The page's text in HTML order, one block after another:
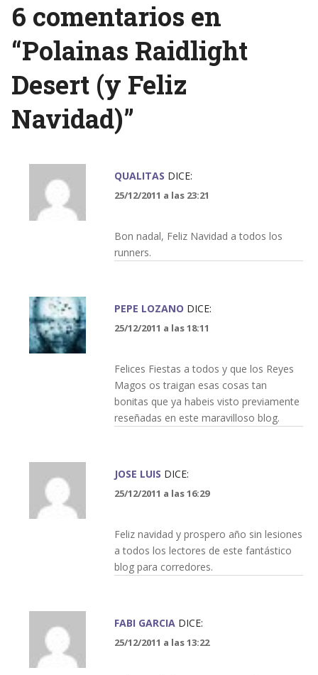
6 comentarios en
“Polainas Raidlight
Desert (y Feliz
Navidad)”
QUALITAS DICE:
25/12/2011 a las 23:21
Bon nadal, Feliz Navidad a todos los
runners.
PEPE LOZANO DICE:
25/12/2011 a las 18:11
Felices Fiestas a todos y que los Reyes
Magos os traigan esas cosas tan
bonitas que ya habeis visto previamente
reseñadas en este maravilloso blog.
JOSE LUIS DICE:
25/12/2011 a las 16:29
Feliz navidad y prospero año sin lesiones
a todos los lectores de este fantástico
blog para corredores.
FABI GARCIA DICE:
25/12/2011 a las 13:22